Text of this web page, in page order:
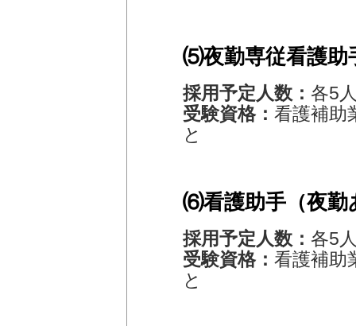
⑸夜勤専従看護助
採用予定人数： 各5
受験資格： 看護補助
と
⑹看護助手（夜勤
採用予定人数： 各5
受験資格： 看護補助
と